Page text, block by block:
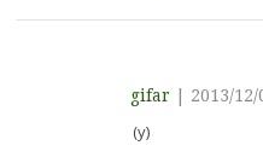
gifar 2013/
(y)